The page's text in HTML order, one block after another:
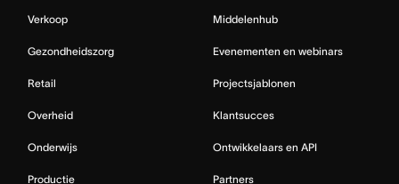
Verkoop
Gezondheidszorg
Retail
Overheid
Onderwijs
Productie
Middelenhub
Evenementen en webinars
Projectsjablonen
Klantsucces
Ontwikkelaars en API
Partners